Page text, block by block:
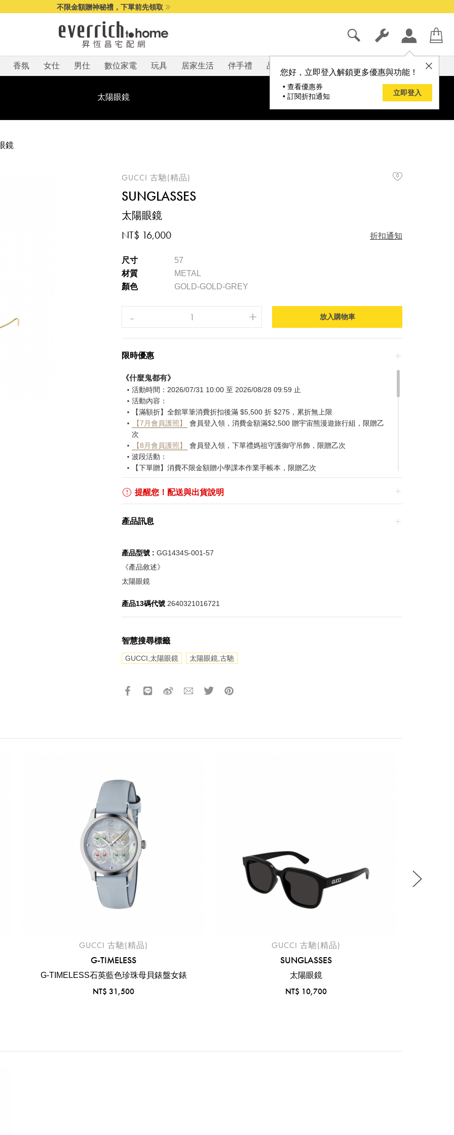
不限金額贈神秘禮，下單前先領取
您好，立即登入解鎖更多優惠與功能！
• 查看優惠券
• 訂閱折扣通知
立即登入
香氛 女仕 男仕 數位家電 玩具 居家生活 伴手禮 品牌
太陽眼鏡
鏡
GUCCI 古馳(精品)
SUNGLASSES
太陽眼鏡
NT$ 16,000 折扣通知
尺寸
57
材質
METAL
顏色
GOLD-GOLD-GREY
放入購物車
限時優惠
《什麼鬼都有》
活動時間：2026/07/31 10:00 至 2026/08/28 09:59 止
活動內容：
【滿額折】全館單筆消費折扣後滿 $5,500 折 $275，累折無上限
【7月會員護照】
會員登入領，消費金額滿$2,500 贈宇宙熊漫遊旅行組，限贈乙
次
【8月會員護照】
會員登入領，下單禮媽祖守護御守吊飾，限贈乙次
波段活動：
【下單贈】消費不限金額贈小學課本作業手帳本，限贈乙次
【下單贈】消費不限金額加贈蚵仔煎單包，限贈乙次
【滿額贈】消費折扣滿$2,000 贈小學生課本透明旅行袋，限贈乙次
【職場續命包】
【$520購物金】2026/8/15 - 2026/8/19 消費折扣滿$7,500 可折
【免運優惠】2026/8/21 - 2026/8/23 不限金額享免運優惠乙次
更多優惠請見
《刷指定信用卡優惠》
《網站優惠活動限制說明》
所有活動門檻皆為折扣後金額，是否達到滿額優惠門檻以系統計算為準
所有贈品均以實品為準，本網站可隨時變更贈品且不需事先預告
提醒您！配送與出貨說明
產品訊息
產品型號 :GG1434S-001-57
《產品敘述》
太陽眼鏡
產品13碼代號 2640321016721
智慧搜尋標籤
GUCCI,太陽眼鏡 太陽眼鏡,古馳
GUCCI 古馳(精品)
G-TIMELESS
G-TIMELESS石英藍色珍珠母貝錶盤女錶
NT$ 31,500
GUCCI 古馳(精品)
SUNGLASSES
太陽眼鏡
NT$ 10,700